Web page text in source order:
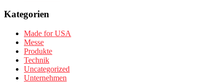
Kategorien
Made for USA
Messe
Produkte
Technik
Uncategorized
Unternehmen